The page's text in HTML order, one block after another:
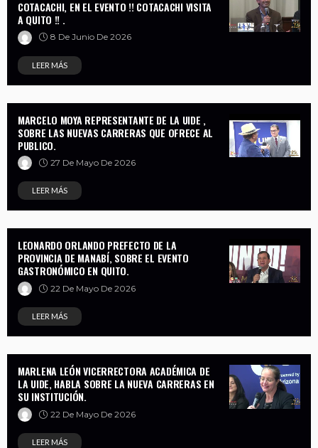
COTACACHI, EN EL EVENTO !! COTACACHI VISITA
A QUITO !! .
8 De Junio De 2026
LEER MÁS
MARCELO MOYA REPRESENTANTE DE LA UIDE ,
SOBRE LAS NUEVAS CARRERAS QUE OFRECE AL
PUBLICO.
27 De Mayo De 2026
LEER MÁS
LEONARDO ORLANDO PREFECTO DE LA
PROVINCIA DE MANABÍ, SOBRE EL EVENTO
GASTRONÓMICO EN QUITO.
22 De Mayo De 2026
LEER MÁS
MARLENA LEÓN VICERRECTORA ACADÉMICA DE
LA UIDE, HABLA SOBRE LA NUEVA CARRERAS EN
SU INSTITUCIÓN.
22 De Mayo De 2026
LEER MÁS